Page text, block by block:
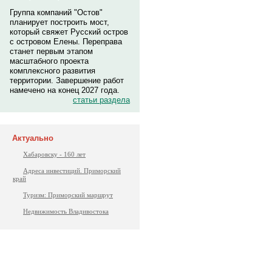
Группа компаний "Остов"
планирует построить мост,
который свяжет Русский остров
с островом Елены. Переправа
станет первым этапом
масштабного проекта
комплексного развития
территории. Завершение работ
намечено на конец 2027 года.
статьи раздела
Актуально
Хабаровску - 160 лет
Адреса инвестиций. Приморский
край
Туризм: Приморский маршрут
Недвижимость Владивостока